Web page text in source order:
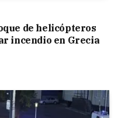
de helicópteros
incendio en Grecia